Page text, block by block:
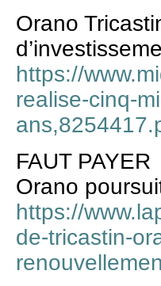
Orano
https://
realise-cinq-
FAUT PAYER
Orano
https://
de-tricastin-